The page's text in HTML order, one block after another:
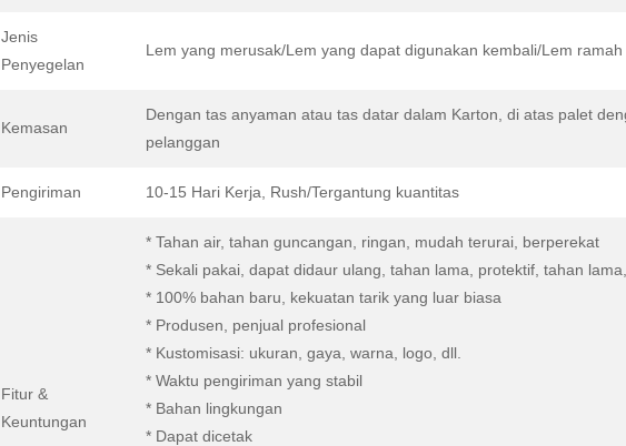
Jenis
Penyegelan
Lem yang merusak/Lem yang dapat digunakan kembali/Lem ramah
Kemasan
Dengan tas anyaman atau tas datar dalam Karton, di atas palet
pelanggan
Pengiriman 10-15 Hari Kerja, Rush/Tergantung kuantitas
Fitur &
Keuntungan
* Tahan air, tahan guncangan, ringan, mudah terurai, berperekat
* Sekali pakai, dapat didaur ulang, tahan lama, protektif, tahan
* 100% bahan baru, kekuatan tarik yang luar biasa
* Produsen, penjual profesional
* Kustomisasi: ukuran, gaya, warna, logo, dll.
* Waktu pengiriman yang stabil
* Bahan lingkungan
* Dapat dicetak